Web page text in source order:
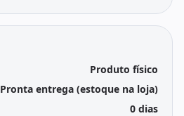
Produto físico
Pronta entrega (estoque na loja)
0 dias